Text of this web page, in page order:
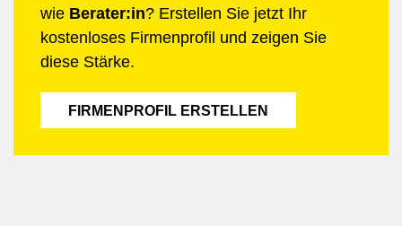
wie Berater:in? Erstellen Sie jetzt Ihr
kostenloses Firmenprofil und zeigen Sie
diese Stärke.
FIRMENPROFIL ERSTELLEN